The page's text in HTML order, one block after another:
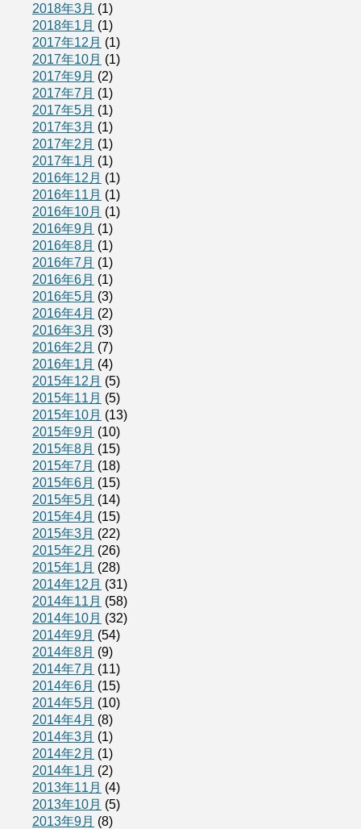
2018年3月 (1)
2018年1月 (1)
2017年12月 (1)
2017年10月 (1)
2017年9月 (2)
2017年7月 (1)
2017年5月 (1)
2017年3月 (1)
2017年2月 (1)
2017年1月 (1)
2016年12月 (1)
2016年11月 (1)
2016年10月 (1)
2016年9月 (1)
2016年8月 (1)
2016年7月 (1)
2016年6月 (1)
2016年5月 (3)
2016年4月 (2)
2016年3月 (3)
2016年2月 (7)
2016年1月 (4)
2015年12月 (5)
2015年11月 (5)
2015年10月 (13)
2015年9月 (10)
2015年8月 (15)
2015年7月 (18)
2015年6月 (15)
2015年5月 (14)
2015年4月 (15)
2015年3月 (22)
2015年2月 (26)
2015年1月 (28)
2014年12月 (31)
2014年11月 (58)
2014年10月 (32)
2014年9月 (54)
2014年8月 (9)
2014年7月 (11)
2014年6月 (15)
2014年5月 (10)
2014年4月 (8)
2014年3月 (1)
2014年2月 (1)
2014年1月 (2)
2013年11月 (4)
2013年10月 (5)
2013年9月 (8)